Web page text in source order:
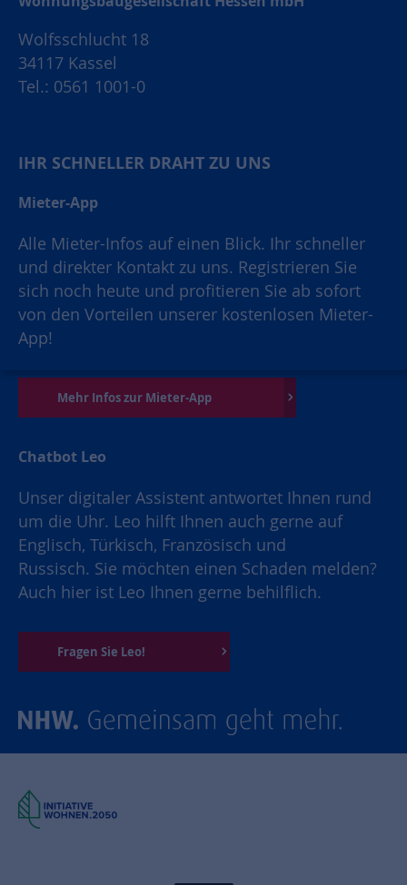
Wolfsschlucht 18
34117 Kassel
Tel.: 0561 1001-0
IHR SCHNELLER DRAHT ZU UNS
Mieter-App
Alle Mieter-Infos auf einen Blick. Ihr schneller
und direkter Kontakt zu uns. Registrieren Sie
sich noch heute und profitieren Sie ab sofort
von den Vorteilen unserer kostenlosen Mieter-
App!
Mehr Infos zur Mieter-App
Chatbot Leo
Unser digitaler Assistent antwortet Ihnen rund
um die Uhr. Leo hilft Ihnen auch gerne auf
Englisch, Türkisch, Französisch und
Russisch. Sie möchten einen Schaden melden?
Auch hier ist Leo Ihnen gerne behilflich.
Fragen Sie Leo!